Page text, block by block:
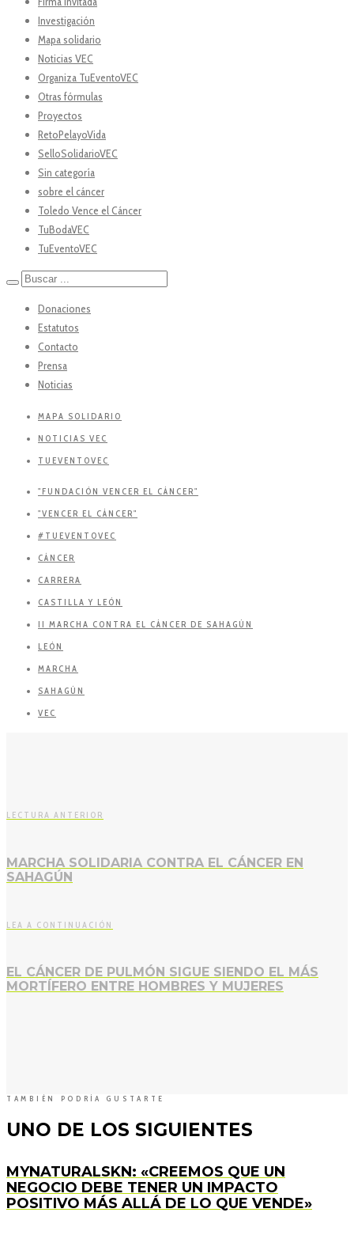
Investigación
Mapa solidario
Noticias VEC
Organiza TuEventoVEC
Otras fórmulas
Proyectos
RetoPelayoVida
SelloSolidarioVEC
Sin categoría
sobre el cáncer
Toledo Vence el Cáncer
TuBodaVEC
TuEventoVEC
Donaciones
Estatutos
Contacto
Prensa
Noticias
MAPA SOLIDARIO
NOTICIAS VEC
TUEVENTOVEC
"FUNDACIÓN VENCER EL CÁNCER"
"VENCER EL CÁNCER"
#TUEVENTOVEC
CÁNCER
CARRERA
CASTILLA Y LEÓN
II MARCHA CONTRA EL CÁNCER DE SAHAGÚN
LEÓN
MARCHA
SAHAGÚN
VEC
LECTURA ANTERIOR
MARCHA SOLIDARIA CONTRA EL CÁNCER EN
SAHAGÚN
LEA A CONTINUACIÓN
EL CÁNCER DE PULMÓN SIGUE SIENDO EL MÁS
MORTÍFERO ENTRE HOMBRES Y MUJERES
TAMBIÉN PODRÍA GUSTARTE
UNO DE LOS SIGUIENTES
MYNATURALSKN: «CREEMOS QUE UN
NEGOCIO DEBE TENER UN IMPACTO
POSITIVO MÁS ALLÁ DE LO QUE VENDE»